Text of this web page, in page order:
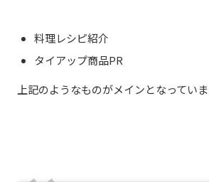
料理レシピ紹介
タイアップ商品PR
上記のようなものがメインとなっていま